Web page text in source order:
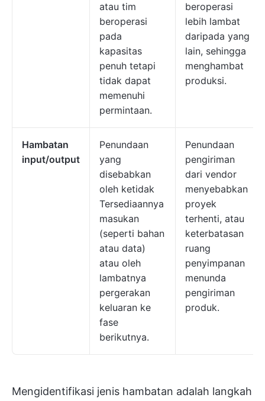
atau tim
beroperasi
pada
kapasitas
penuh tetapi
tidak dapat
memenuhi
permintaan.
beroperasi
lebih lambat
daripada yang
lain, sehingga
menghambat
produksi.
Hambatan
input/output
Penundaan
yang
disebabkan
oleh ketidak
Tersediaannya
masukan
(seperti bahan
atau data)
atau oleh
lambatnya
pergerakan
keluaran ke
fase
berikutnya.
Penundaan
pengiriman
dari vendor
menyebabkan
proyek
terhenti, atau
keterbatasan
ruang
penyimpanan
menunda
pengiriman
produk.
Mengidentifikasi jenis hambatan adalah langkah